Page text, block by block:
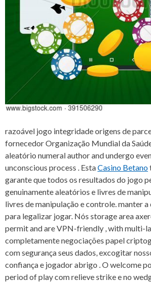
razoável jogo integridade origens de
fornecedor Organização Mundial da
aleatório numeral author and undergo
unconscious process . EstaCasino Betano
garante que todos os resultados do jogo
genuinamente aleatórios e livres de
livres de manipulação e controle. manter
para legalizar jogar. Nós storage area
permit and are VPN-friendly , with multi-
completamente negociações papel
com segurança seus dados, excogitar
confiança e jogador abrigo . O welcome
period of play com relieve strike e no